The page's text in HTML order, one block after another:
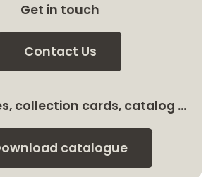
Get in touch
Contact Us
collection cards, catalog …
catalogue